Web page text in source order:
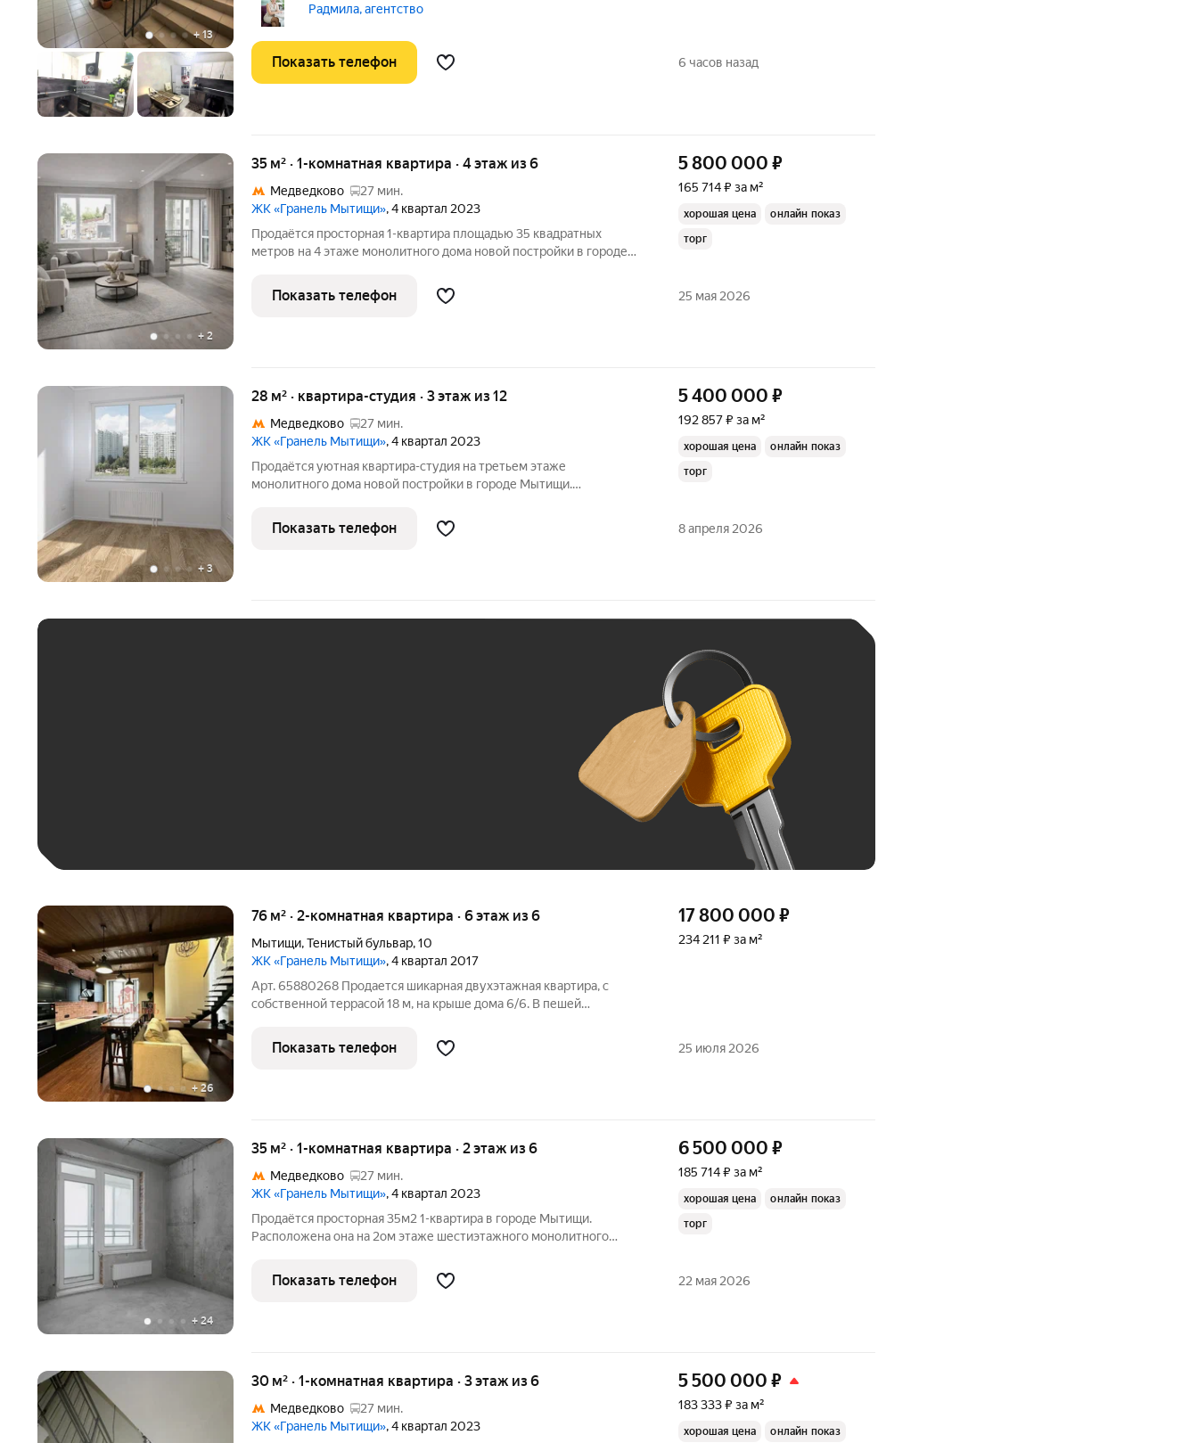
+ 13
6 В доме грузо-пассажирский лифт Тип дома - монолитный Общая
Площадь квартиры - 36,9
Радмила, агентство
Показать телефон 6 часов назад
+ 2
35 м² · 1-комнатная квартира · 4 этаж из 6
Медведково
27 мин.
ЖК «Гранель Мытищи», 4 квартал 2023
Продаётся просторная 1-квартира площадью 35 квадратных
метров на 4 этаже монолитного дома новой постройки в городе
метров, кухня занимает 9 квадратных метров, что создаёт
комфортное пространство
5 800 000 ₽
165 714 ₽ за м²
хорошая цена
онлайн показ
торг
Показать телефон 25 мая 2026
+ 3
28 м² · квартира-студия · 3 этаж из 12
Медведково
27 мин.
ЖК «Гранель Мытищи», 4 квартал 2023
Продаётся уютная квартира-студия на третьем этаже
монолитного дома новой постройки в городе Мытищи.
занимает 6 квадратных метров, что создаёт комфортное
пространство как для приготовления
5 400 000 ₽
192 857 ₽ за м²
хорошая цена
онлайн показ
торг
Показать телефон 8 апреля 2026
+ 26
76 м² · 2-комнатная квартира · 6 этаж из 6
Мытищи,Тенистый бульвар,10
ЖК «Гранель Мытищи», 4 квартал 2017
Арт. 65880268 Продается шикарная двухэтажная квартира, с
собственной террасой 18 м, на крыше дома 6/6. В пешей
продолжение жилого пространства, с великолепным видом и
полностью укомплектована! В
17 800 000 ₽
234 211 ₽ за м²
Показать телефон 25 июля 2026
+ 24
35 м² · 1-комнатная квартира · 2 этаж из 6
Медведково
27 мин.
ЖК «Гранель Мытищи», 4 квартал 2023
Продаётся просторная 35м2 1-квартира в городе Мытищи.
Расположена она на 2ом этаже шестиэтажного монолитного
метров, а кухня 10 квадратных метров. Санузел совмещённый,
что удобно и практично.
6 500 000 ₽
185 714 ₽ за м²
хорошая цена
онлайн показ
торг
Показать телефон 22 мая 2026
30 м² · 1-комнатная квартира · 3 этаж из 6
Медведково
27 мин.
ЖК «Гранель Мытищи», 4 квартал 2023
5 500 000 ₽
183 333 ₽ за м²
хорошая цена
онлайн показ